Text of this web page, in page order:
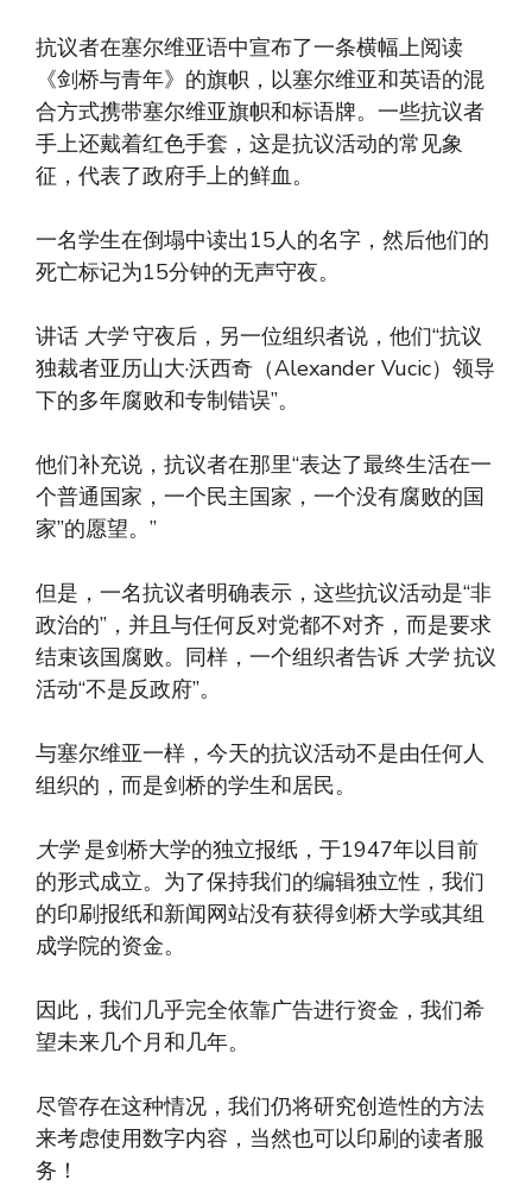
抗议者在塞尔维亚语中宣​​布了一条横幅上阅读
《剑桥与青年》的旗帜，以塞尔维亚和英语的混
合方式携带塞尔维亚旗帜和标语牌。一些抗议者
手上还戴着红色手套，这是抗议活动的常见象
征，代表了政府手上的鲜血。
一名学生在倒塌中读出15人的名字，然后他们的
死亡标记为15分钟的无声守夜。
讲话 大学守夜后，另一位组织者说，他们“抗议
独裁者亚历山大·沃西奇（Alexander Vucic）领导
下的多年腐败和专制错误”。
他们补充说，抗议者在那里“表达了最终生活在一
个普通国家，一个民主国家，一个没有腐败的国
家”的愿望。”
但是，一名抗议者明确表示，这些抗议活动是“非
政治的”，并且与任何反对党都不对齐，而是要求
结束该国腐败。同样，一个组织者告诉 大学抗议
活动“不是反政府”。
与塞尔维亚一样，今天的抗议活动不是由任何人
组织的，而是剑桥的学生和居民。
大学是剑桥大学的独立报纸，于1947年以目前
的形式成立。为了保持我们的编辑独立性，我们
的印刷报纸和新闻网站没有获得剑桥大学或其组
成学院的资金。
因此，我们几乎完全依靠广告进行资金，我们希
望未来几个月和几年。
尽管存在这种情况，我们仍将研究创造性的方法
来考虑使用数字内容，当然也可以印刷的读者服
务！